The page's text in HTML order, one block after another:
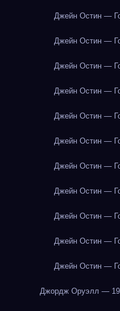
Джейн Остин —
Джейн Остин —
Джейн Остин —
Джейн Остин —
Джейн Остин —
Джейн Остин —
Джейн Остин —
Джейн Остин —
Джейн Остин —
Джейн Остин —
Джейн Остин —
Джордж Оруэлл —